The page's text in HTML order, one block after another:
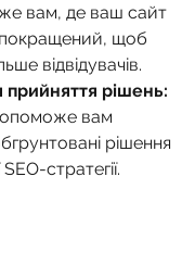
вам, де ваш сайт
щоб
відвідувачів.
рішень:
вам
рішення
стратегії.